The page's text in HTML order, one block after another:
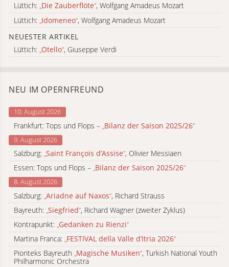
Lüttich: „Die Zauberflöte“, Wolfgang Amadeus Mozart
Lüttich: Idomeneo“, Wolfgang Amadeus Mozart
NEUESTER ARTIKEL
Lüttich: Otello“, Giuseppe Verdi
NEU IM OPERNFREUND
10. August 2026
Frankfurt: Tops und Flops – „Bilanz der Saison 2025/26“
9. August 2026
Salzburg: „Saint François d’Assise“, Olivier Messiaen
Essen: Tops und Flops – „Bilanz der Saison 2025/26“
8. August 2026
Salzburg: „Ariadne auf Naxos“, Richard Strauss
Bayreuth: „Siegfried“, Richard Wagner (zweiter Zyklus)
Kontrapunkt: „Gedanken zu Rienzi“
Martina Franca: „FESTIVAL della Valle d’Itria 2026“
Pionteks Bayreuth „Magische Musiken“, Turkish National Youth
Philharmonic Orchestra